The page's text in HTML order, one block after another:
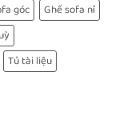
góc
Ghế sofa nỉ
Tủ tài liệu